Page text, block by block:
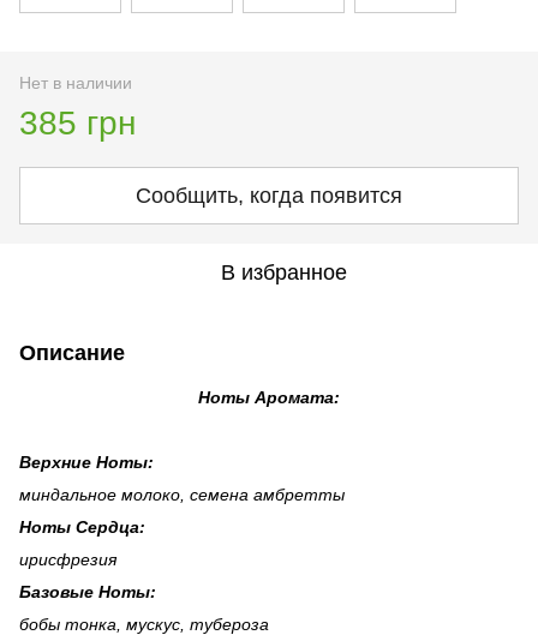
Нет в наличии
385 грн
Сообщить, когда появится
В избранное
Описание
Ноты Аромата:
Верхние Ноты:
миндальное молоко, семена амбретты
Ноты Сердца:
ирисфрезия
Базовые Ноты:
бобы тонка, мускус, тубероза